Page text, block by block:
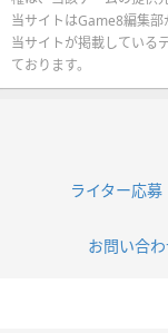
当サイトはGame8編集部
当サイトが掲載している
ております。
ライター応募
お問い合